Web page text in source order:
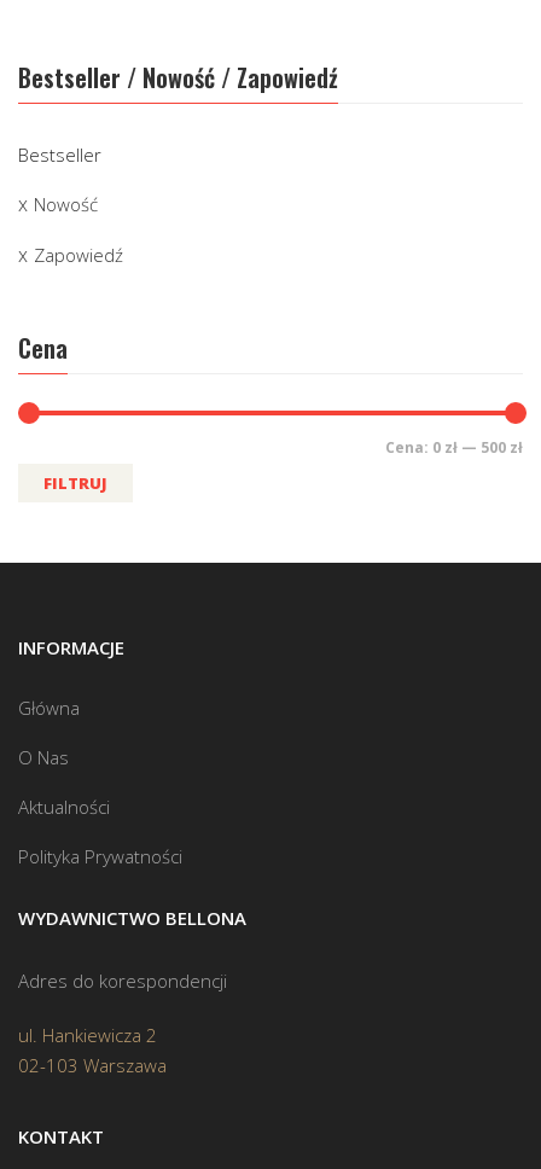
Bestseller / Nowość / Zapowiedź
Bestseller
Nowość
Zapowiedź
Cena
FILTRUJ
Cena: 0 zł — 500 zł
INFORMACJE
Główna
O Nas
Aktualności
Polityka Prywatności
WYDAWNICTWO BELLONA
Adres do korespondencji
ul. Hankiewicza 2
02-103 Warszawa
KONTAKT